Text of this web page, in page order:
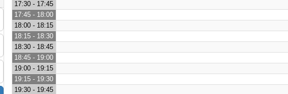
17:30 - 17:45
17:45 - 18:00
18:00 - 18:15
18:15 - 18:30
18:30 - 18:45
18:45 - 19:00
19:00 - 19:15
19:15 - 19:30
19:30 - 19:45